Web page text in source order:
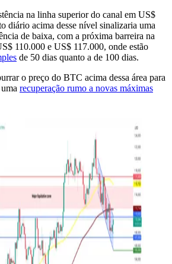
na linha superior do canal em US$
diário acima desse nível sinalizaria uma
de baixa, com a próxima barreira na
110.000 e US$ 117.000, onde estão
de 50 dias quanto a de 100 dias.
o preço do BTC acima dessa área para
recuperação rumo a novas máximas